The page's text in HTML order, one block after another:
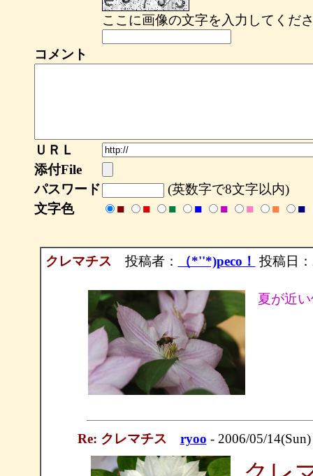
ここに画像の文字を入力してくだ
コメント
ＵＲＬ
添付File
パスワード
(英数字で8文字以内)
文字色
■ ■ ■ ■ ■ ■ ■ ■
クレマチス 投稿者： （*''*)peco！ 投稿日
夏が近
Re: クレマチス ryoo - 2006/05/